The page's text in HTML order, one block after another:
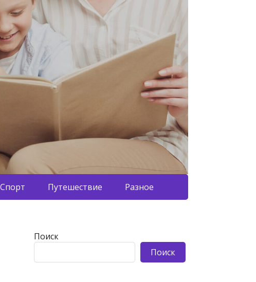
Спорт Путешествие Разное
Поиск
Поиск